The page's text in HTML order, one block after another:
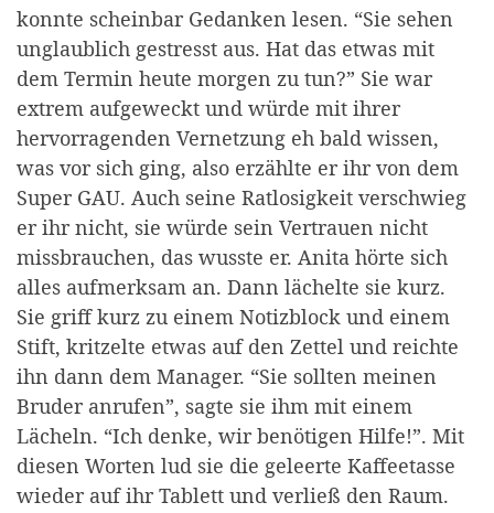
konnte scheinbar Gedanken lesen. “Sie sehen
unglaublich gestresst aus. Hat das etwas mit
dem Termin heute morgen zu tun?” Sie war
extrem aufgeweckt und würde mit ihrer
hervorragenden Vernetzung eh bald wissen,
was vor sich ging, also erzählte er ihr von dem
Super GAU. Auch seine Ratlosigkeit verschwieg
er ihr nicht, sie würde sein Vertrauen nicht
missbrauchen, das wusste er. Anita hörte sich
alles aufmerksam an. Dann lächelte sie kurz.
Sie griff kurz zu einem Notizblock und einem
Stift, kritzelte etwas auf den Zettel und reichte
ihn dann dem Manager. “Sie sollten meinen
Bruder anrufen”, sagte sie ihm mit einem
Lächeln. “Ich denke, wir benötigen Hilfe!”. Mit
diesen Worten lud sie die geleerte Kaffeetasse
wieder auf ihr Tablett und verließ den Raum.